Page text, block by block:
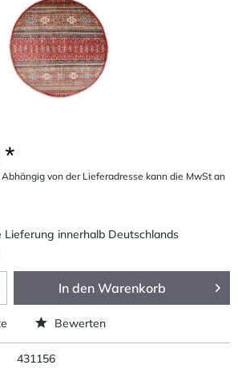
*
von der Lieferadresse kann die MwSt an
Lieferung innerhalb Deutschlands
In den Warenkorb
Bewerten
431156